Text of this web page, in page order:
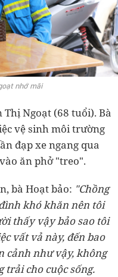
nhớ mãi
Ngoạt (68 tuổi). Bà
vệ sinh môi trường
đạp xe ngang qua
ăn phở "treo".
bà Hoạt bảo: "Chồng
khó khăn nên tôi
thấy vậy bảo sao tôi
vất vả này, đến bao
cảnh như vậy, không
cho cuộc sống.